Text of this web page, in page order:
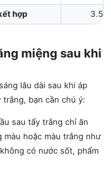
hợp
miệng sau khi
lâu dài sau khi áp
bạn cần chú ý:
sau tẩy trắng chỉ ăn
màu hoặc màu trắng như
có nước sốt, phẩm